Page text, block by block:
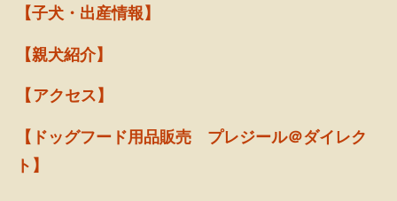
【子犬・出産情報】
【親犬紹介】
【アクセス】
【ドッグフード用品販売 プレジール＠ダイレク
ト】